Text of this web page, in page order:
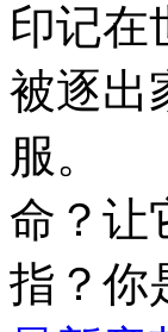
印记
被逐
服。
命？
指？